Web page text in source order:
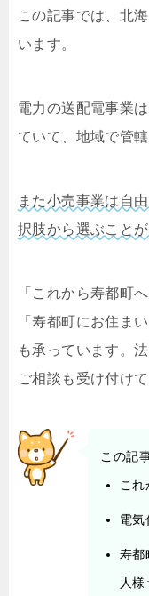
この記事では、北
います。
電力の送配電事業
ていて、地域で管
また小売事業は自
択肢から選ぶことが
「これから寿都町
「寿都町にお住ま
も承っています。
ご相談も受け付けて
この記
こ
電
寿都
人